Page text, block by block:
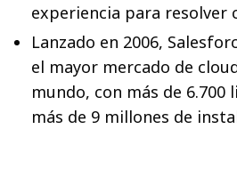
experiencia para resolver
Lanzado en 2006,
el mayor mercado de
mundo, con más de 6.700
más de 9 millones de